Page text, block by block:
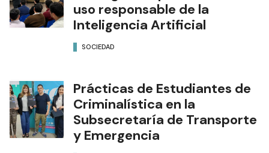
uso responsable de la
Inteligencia Artificial
SOCIEDAD
Prácticas de Estudiantes de
Criminalística en la
Subsecretaría de Transporte
y Emergencia